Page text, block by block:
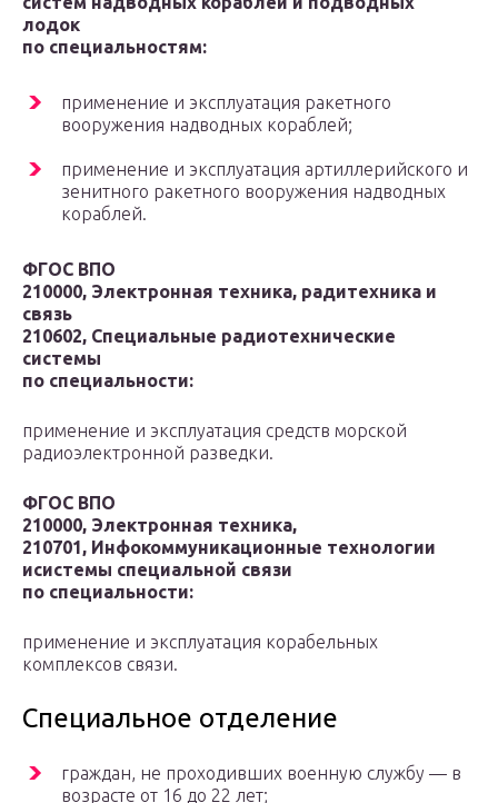
лодок
по специальностям:
применение и эксплуатация ракетного
вооружения надводных кораблей;
применение и эксплуатация артиллерийского и
зенитного ракетного вооружения надводных
кораблей.
ФГОС ВПО
210000, Электронная техника, радитехника и
связь
210602, Специальные радиотехнические
системы
по специальности:
применение и эксплуатация средств морской
радиоэлектронной разведки.
ФГОС ВПО
210000, Электронная техника,
210701, Инфокоммуникационные технологии
исистемы специальной связи
по специальности:
применение и эксплуатация корабельных
комплексов связи.
Специальное отделение
граждан, не проходивших военную службу — в
возрасте от 16 до 22 лет;